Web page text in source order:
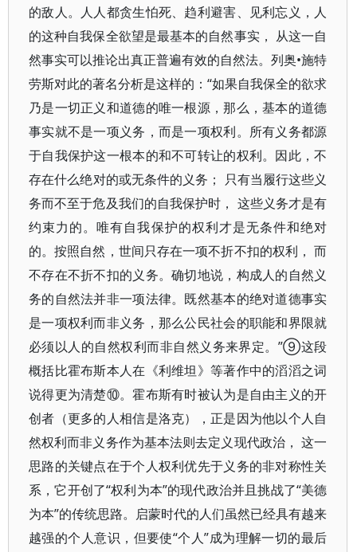
的敌人。人人都贪生怕死、趋利避害、见利忘义，人
的这种自我保全欲望是最基本的自然事实， 从这一自
然事实可以推论出真正普遍有效的自然法。列奥•施特
劳斯对此的著名分析是这样的：“如果自我保全的欲求
乃是一切正义和道德的唯一根源，那么，基本的道德
事实就不是一项义务，而是一项权利。所有义务都源
于自我保护这一根本的和不可转让的权利。因此，不
存在什么绝对的或无条件的义务； 只有当履行这些义
务而不至于危及我们的自我保护时， 这些义务才是有
约束力的。唯有自我保护的权利才是无条件和绝对
的。按照自然，世间只存在一项不折不扣的权利， 而
不存在不折不扣的义务。确切地说，构成人的自然义
务的自然法并非一项法律。既然基本的绝对道德事实
是一项权利而非义务，那么公民社会的职能和界限就
必须以人的自然权利而非自然义务来界定。”⑨这段
概括比霍布斯本人在《利维坦》等著作中的滔滔之词
说得更为清楚⑩。霍布斯有时被认为是自由主义的开
创者（更多的人相信是洛克），正是因为他以个人自
然权利而非义务作为基本法则去定义现代政治， 这一
思路的关键点在于个人权利优先于义务的非对称性关
系，它开创了“权利为本”的现代政治并且挑战了“美德
为本”的传统思路。启蒙时代的人们虽然已经具有越来
越强的个人意识，但要使“个人”成为理解一切的最后